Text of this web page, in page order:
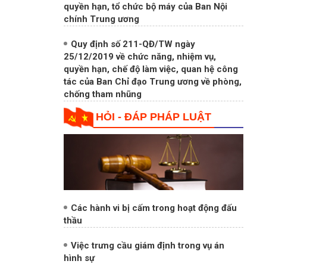
quyền hạn, tổ chức bộ máy của Ban Nội
chính Trung ương
Quy định số 211-QĐ/TW ngày
25/12/2019 về chức năng, nhiệm vụ,
quyền hạn, chế độ làm việc, quan hệ công
tác của Ban Chỉ đạo Trung ương về phòng,
chống tham nhũng
HỎI - ĐÁP PHÁP LUẬT
Các hành vi bị cấm trong hoạt động đấu
thầu
Việc trưng cầu giám định trong vụ án
hình sự